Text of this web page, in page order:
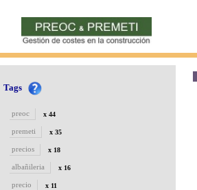
Tags
preoc x 44
premeti x 35
precios x 18
albañileria x 16
precio x 11